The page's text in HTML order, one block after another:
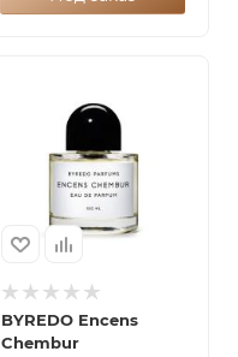
BYREDO Encens
Chembur